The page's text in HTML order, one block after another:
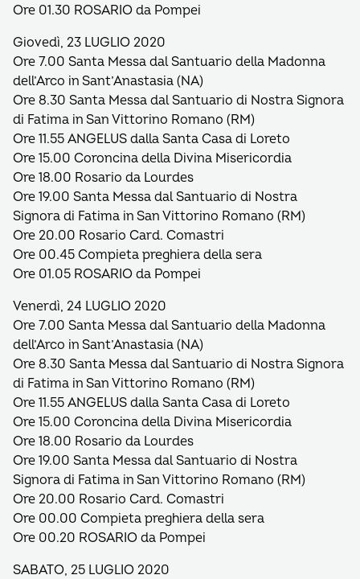
Ore 01.30 ROSARIO da Pompei
Giovedì, 23 LUGLIO 2020
Ore 7.00 Santa Messa dal Santuario della Madonna
dell’Arco in Sant’Anastasia (NA)
Ore 8.30 Santa Messa dal Santuario di Nostra Signora
di Fatima in San Vittorino Romano (RM)
Ore 11.55 ANGELUS dalla Santa Casa di Loreto
Ore 15.00 Coroncina della Divina Misericordia
Ore 18.00 Rosario da Lourdes
Ore 19.00 Santa Messa dal Santuario di Nostra
Signora di Fatima in San Vittorino Romano (RM)
Ore 20.00 Rosario Card. Comastri
Ore 00.45 Compieta preghiera della sera
Ore 01.05 ROSARIO da Pompei
Venerdì, 24 LUGLIO 2020
Ore 7.00 Santa Messa dal Santuario della Madonna
dell’Arco in Sant’Anastasia (NA)
Ore 8.30 Santa Messa dal Santuario di Nostra Signora
di Fatima in San Vittorino Romano (RM)
Ore 11.55 ANGELUS dalla Santa Casa di Loreto
Ore 15.00 Coroncina della Divina Misericordia
Ore 18.00 Rosario da Lourdes
Ore 19.00 Santa Messa dal Santuario di Nostra
Signora di Fatima in San Vittorino Romano (RM)
Ore 20.00 Rosario Card. Comastri
Ore 00.00 Compieta preghiera della sera
Ore 00.20 ROSARIO da Pompei
SABATO, 25 LUGLIO 2020